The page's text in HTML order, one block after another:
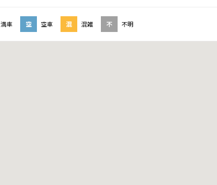
満車 空 空車 混 混雑 不 不明